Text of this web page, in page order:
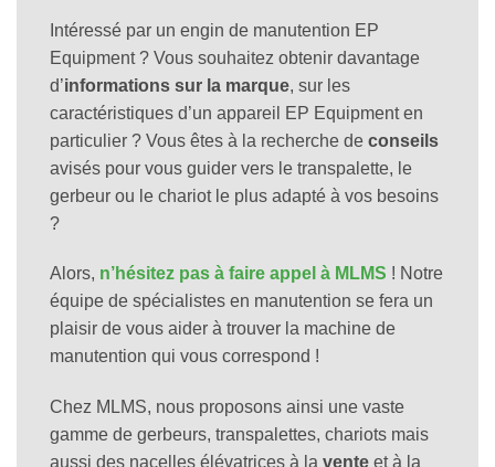
Intéressé par un engin de manutention EP
Equipment ? Vous souhaitez obtenir davantage
d’informations sur la marque, sur les
caractéristiques d’un appareil EP Equipment en
particulier ? Vous êtes à la recherche de conseils
avisés pour vous guider vers le transpalette, le
gerbeur ou le chariot le plus adapté à vos besoins
?
Alors, n’hésitez pas à faire appel à MLMS ! Notre
équipe de spécialistes en manutention se fera un
plaisir de vous aider à trouver la machine de
manutention qui vous correspond !
Chez MLMS, nous proposons ainsi une vaste
gamme de gerbeurs, transpalettes, chariots mais
aussi des nacelles élévatrices à la vente et à la